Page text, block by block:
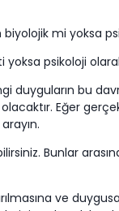
mi yoksa
yoksa psikoloji
bu
Eğer
Bunlar
ve